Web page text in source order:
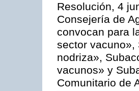
Resolución, 4
Consejería de
convocan para
sector vacuno»,
nodriza»,
vacunos» y
Comunitario de